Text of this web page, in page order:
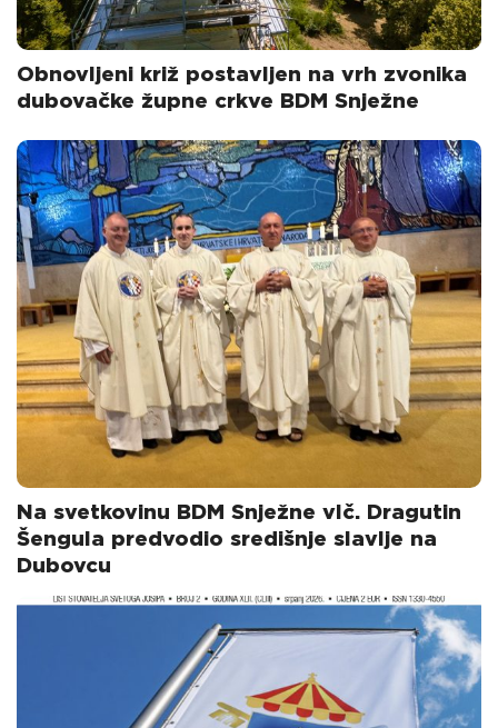
Obnovljeni križ postavljen na vrh zvonika
dubovačke župne crkve BDM Snježne
Na svetkovinu BDM Snježne vlč. Dragutin
Šengula predvodio središnje slavlje na
Dubovcu